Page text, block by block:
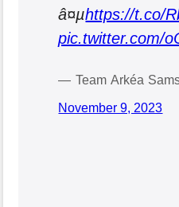
â¤µhttps://t.co/
pic.twitter.com/
— Team Arkéa
November 9, 2023